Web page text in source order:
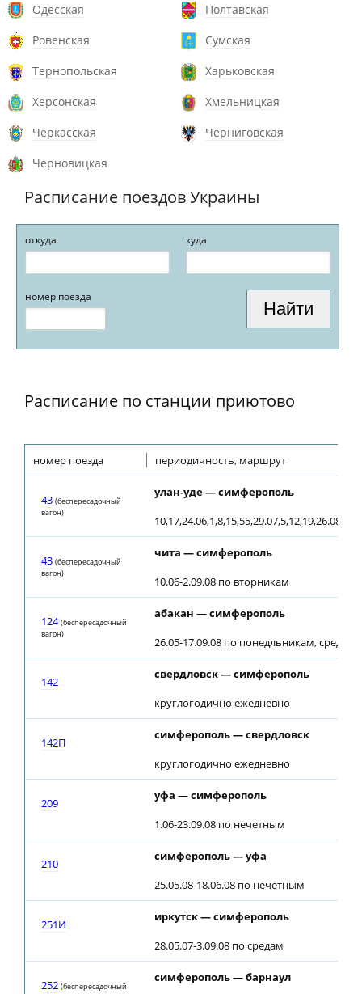
Одесская
Полтавская
Ровенская
Сумская
Тернопольская
Харьковская
Херсонская
Хмельницкая
Черкасская
Черниговская
Черновицкая
Расписание поездов Украины
откуда куда
номер поезда
Расписание по станции приютово
номер поезда периодичность, маршрут
43 (беспересадочный
вагон)
улан-уде — симферополь
43 (беспересадочный
вагон)
чита — симферополь
10.06-2.09.08 по вторникам
124 (беспересадочный
вагон)
абакан — симферополь
26.05-17.09.08 по понедльникам,
142
свердловск — симферополь
круглогодично ежедневно
142П
симферополь — свердловск
круглогодично ежедневно
209
уфа — симферополь
1.06-23.09.08 по нечетным
210
симферополь — уфа
25.05.08-18.06.08 по нечетным
251И
иркутск — симферополь
28.05.07-3.09.08 по средам
252 (беспересадочный
симферополь — барнаул